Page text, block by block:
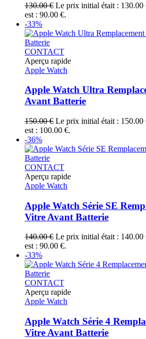
130.00€ Le prix initial était : 130.00
est : 90.00 €.
-33%
CONTACT
Aperçu rapide
Apple Watch
Apple Watch Ultra
Avant Batterie
150.00€ Le prix initial était : 150.00
est : 100.00 €.
-36%
CONTACT
Aperçu rapide
Apple Watch
Apple Watch Série SE
Vitre Avant Batterie
140.00€ Le prix initial était : 140.00
est : 90.00 €.
-33%
CONTACT
Aperçu rapide
Apple Watch
Apple Watch Série 4
Vitre Avant Batterie